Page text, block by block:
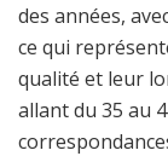
des années,
ce qui
qualité et leur
allant du 35 au